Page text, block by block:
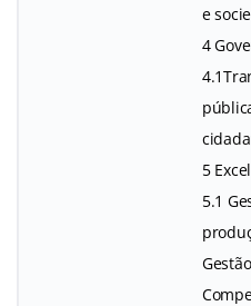
e
4
5
5.1